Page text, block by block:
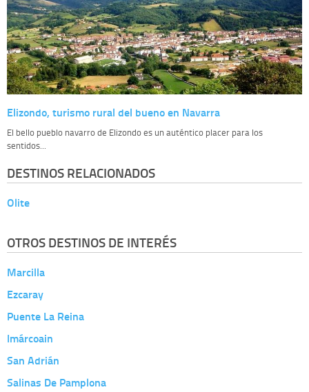
Elizondo, turismo rural del bueno en Navarra
El bello pueblo navarro de Elizondo es un auténtico placer para los
sentidos...
DESTINOS RELACIONADOS
Olite
OTROS DESTINOS DE INTERÉS
Marcilla
Ezcaray
Puente La Reina
Imárcoain
San Adrián
Salinas De Pamplona